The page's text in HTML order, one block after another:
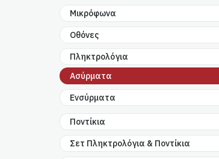
Μικρόφωνα
Οθόνες
Πληκτρολόγια
Ασύρματα
Ενσύρματα
Ποντίκια
Σετ Πληκτρολόγια & Ποντίκια